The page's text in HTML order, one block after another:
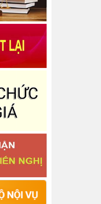
việc tiếp nhận
khai dự toán
Phòng Công
thành tập
trực nghỉ tết
thứ bảy, chủ
cơ chế tự
số
hiện trợ giúp
động Công ty